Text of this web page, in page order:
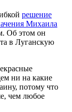
решение
Михаила
Об этом он
в Луганскую
ни на какие
потому что
чем любое